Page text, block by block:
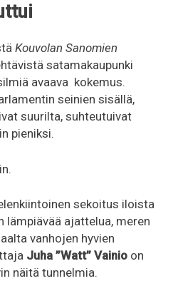
Kouvolan Sanomien
satamakaupunki
avaava kokemus.
seinien sisällä,
suurilta, suhteutuivat
pieniksi.
sekoitus iloista
lämpiävää ajattelua, meren
vanhojen hyvien
Juha ”Watt” Vainio on
näitä tunnelmia.